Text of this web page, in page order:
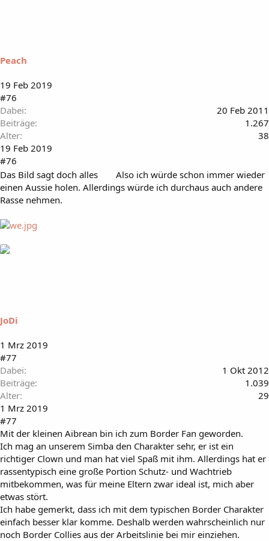
r
Peach
19 Feb 2019
#76
Dabei
20 Feb 2011
Beiträge
1.267
Alter
38
19 Feb 2019
#76
Das Bild sagt doch alles
Also ich würde schon immer wieder
einen Aussie holen. Allerdings würde ich durchaus auch andere
Rasse nehmen.
JoDi
1 Mrz 2019
#77
Dabei
1 Okt 2012
Beiträge
1.039
Alter
29
1 Mrz 2019
#77
Mit der kleinen Aibrean bin ich zum Border Fan geworden.
Ich mag an unserem Simba den Charakter sehr, er ist ein
richtiger Clown und man hat viel Spaß mit ihm. Allerdings hat er
rassentypisch eine große Portion Schutz- und Wachtrieb
mitbekommen, was für meine Eltern zwar ideal ist, mich aber
etwas stört.
Ich habe gemerkt, dass ich mit dem typischen Border Charakter
einfach besser klar komme. Deshalb werden wahrscheinlich nur
noch Border Collies aus der Arbeitslinie bei mir einziehen.